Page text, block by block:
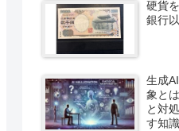
硬貨
銀行
生成
象と
と対
す知識